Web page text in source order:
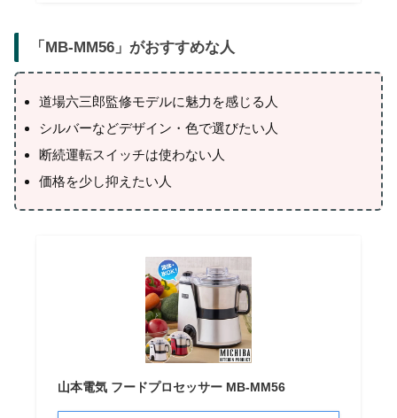
「 MB-MM56 」がおすすめな人
道場六三郎監修モデルに魅力を感じる人
シルバーなどデザイン・色で選びたい人
断続運転スイッチは使わない人
価格を少し抑えたい人
山本電気 フードプロセッサー MB-MM56